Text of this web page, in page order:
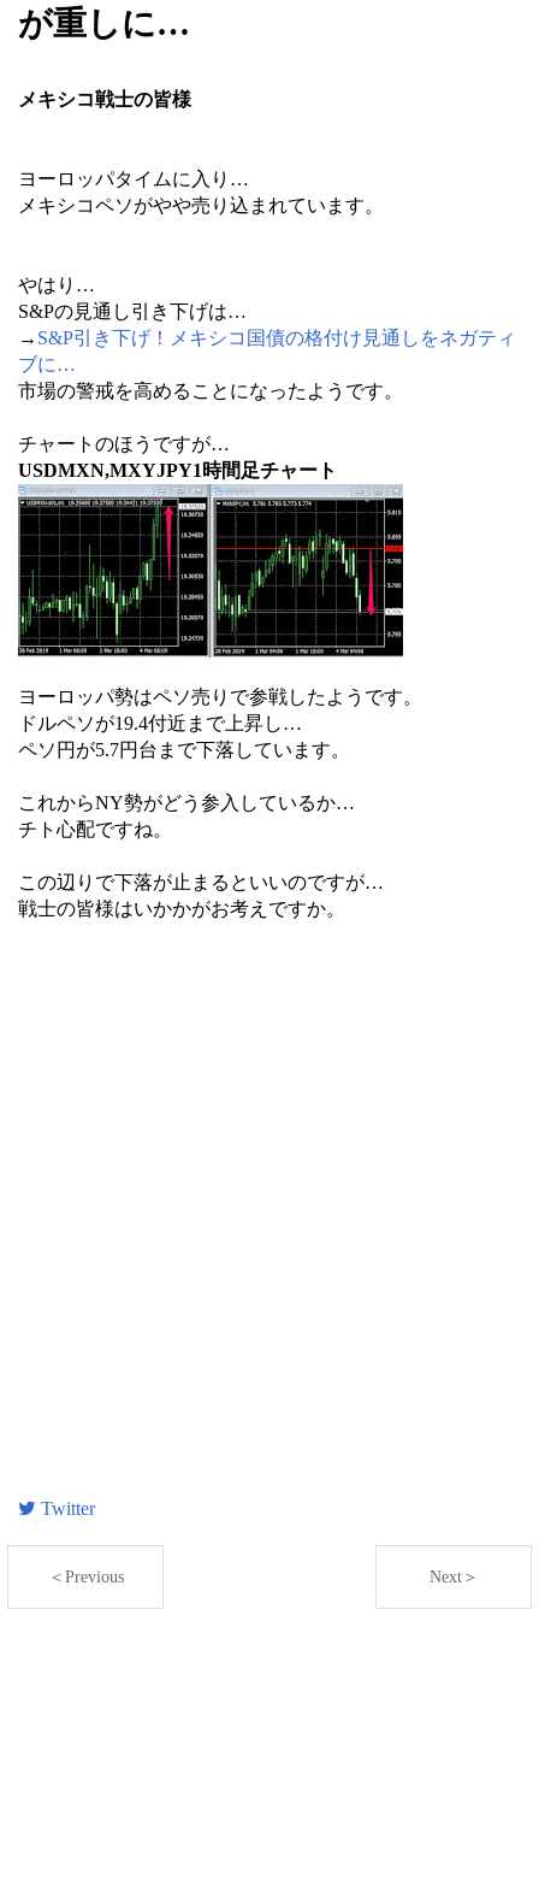
が重しに…
メキシコ戦士の皆様
ヨーロッパタイムに入り…
メキシコペソがやや売り込まれています。
やはり…
S&Pの見通し引き下げは…
→ S&P引き下げ！メキシコ国債の格付け見通しをネガティ
ブに…
市場の警戒を高めることになったようです。
チャートのほうですが…
USDMXN,MXYJPY1時間足チャート
ヨーロッパ勢はペソ売りで参戦したようです。
ドルペソが19.4付近まで上昇し…
ペソ円が5.7円台まで下落しています。
これからNY勢がどう参入しているか…
チト心配ですね。
この辺りで下落が止まるといいのですが…
戦士の皆様はいかかがお考えですか。
Twitter
＜Previous Next＞